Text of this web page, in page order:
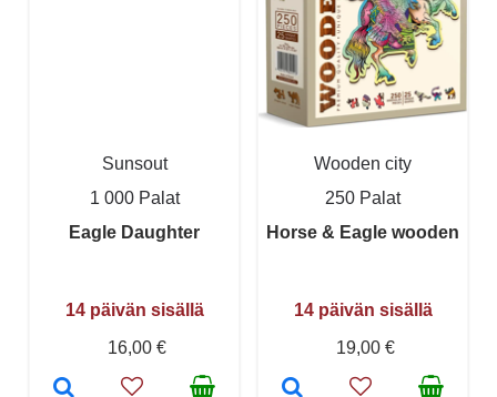
Sunsout
1 000 Palat
Eagle Daughter
14 päivän sisällä
16,00 €
Wooden city
250 Palat
Horse & Eagle wooden
14 päivän sisällä
19,00 €